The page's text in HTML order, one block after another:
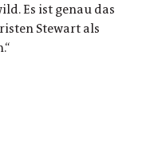
Es ist genau das
Stewart als